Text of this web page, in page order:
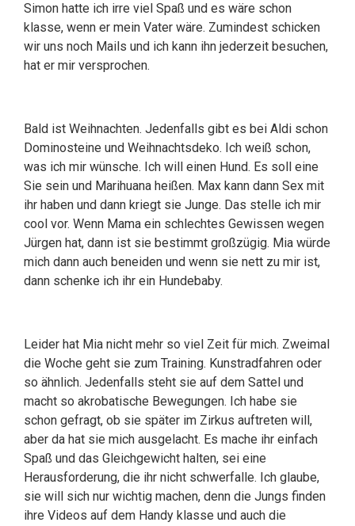
Simon hatte ich irre viel Spaß und es wäre schon
klasse, wenn er mein Vater wäre. Zumindest schicken
wir uns noch Mails und ich kann ihn jederzeit besuchen,
hat er mir versprochen.
Bald ist Weihnachten. Jedenfalls gibt es bei Aldi schon
Dominosteine und Weihnachtsdeko. Ich weiß schon,
was ich mir wünsche. Ich will einen Hund. Es soll eine
Sie sein und Marihuana heißen. Max kann dann Sex mit
ihr haben und dann kriegt sie Junge. Das stelle ich mir
cool vor. Wenn Mama ein schlechtes Gewissen wegen
Jürgen hat, dann ist sie bestimmt großzügig. Mia würde
mich dann auch beneiden und wenn sie nett zu mir ist,
dann schenke ich ihr ein Hundebaby.
Leider hat Mia nicht mehr so viel Zeit für mich. Zweimal
die Woche geht sie zum Training. Kunstradfahren oder
so ähnlich. Jedenfalls steht sie auf dem Sattel und
macht so akrobatische Bewegungen. Ich habe sie
schon gefragt, ob sie später im Zirkus auftreten will,
aber da hat sie mich ausgelacht. Es mache ihr einfach
Spaß und das Gleichgewicht halten, sei eine
Herausforderung, die ihr nicht schwerfalle. Ich glaube,
sie will sich nur wichtig machen, denn die Jungs finden
ihre Videos auf dem Handy klasse und auch die